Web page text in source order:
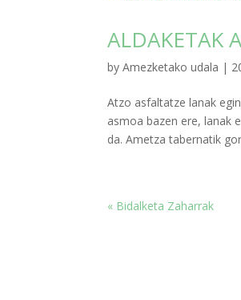
ALDAKETAK
byAmezketako udala |
Atzo asfaltatze lanak
asmoa bazen ere, lanak
da. Ametza tabernatik
« Bidalketa Zaharrak